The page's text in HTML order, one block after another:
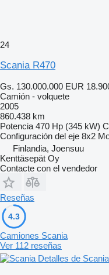
24
Scania R470
Gs. 130.000.000 EUR
Camión - volquete
2005
860.438 km
Potencia 470 Hp (345 kW)
Configuración del eje 8x2
Finlandia, Joensuu
Kenttäsepät Oy
Contacte con el vendedor
Reseñas
4.3
Camiones Scania
Ver 112 reseñas
Detalles de